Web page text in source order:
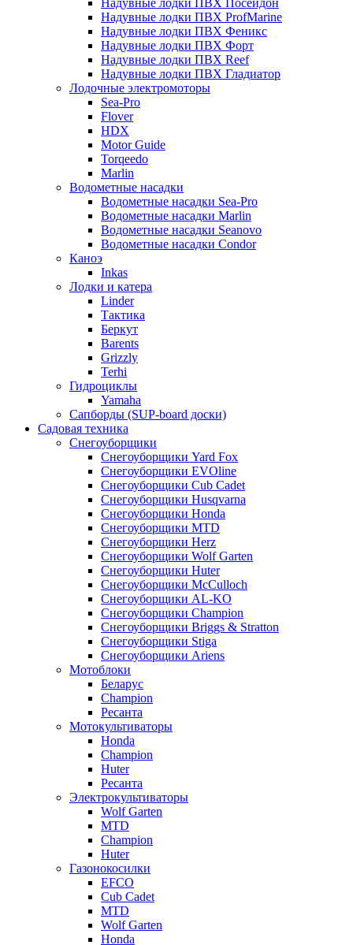
Надувные лодки ПВХ Посейдон
Надувные лодки ПВХ ProfMarine
Надувные лодки ПВХ Феникс
Надувные лодки ПВХ Форт
Надувные лодки ПВХ Reef
Надувные лодки ПВХ Гладиатор
Лодочные электромоторы
Sea-Pro
Flover
HDX
Motor Guide
Torqeedo
Marlin
Водометные насадки
Водометные насадки Sea-Pro
Водометные насадки Marlin
Водометные насадки Seanovo
Водометные насадки Condor
Каноэ
Inkas
Лодки и катера
Linder
Тактика
Беркут
Barents
Grizzly
Terhi
Гидроциклы
Yamaha
Сапборды (SUP-board доски)
Садовая техника
Снегоуборщики
Снегоуборщики Yard Fox
Снегоуборщики EVOline
Снегоуборщики Cub Cadet
Снегоуборщики Husqvarna
Снегоуборщики Honda
Снегоуборщики MTD
Снегоуборщики Herz
Снегоуборщики Wolf Garten
Снегоуборщики Huter
Снегоуборщики McCulloch
Снегоуборщики AL-KO
Снегоуборщики Champion
Снегоуборщики Briggs & Stratton
Снегоуборщики Stiga
Снегоуборщики Ariens
Мотоблоки
Беларус
Champion
Ресанта
Мотокультиваторы
Honda
Champion
Huter
Ресанта
Электрокультиваторы
Wolf Garten
MTD
Champion
Huter
Газонокосилки
EFCO
Cub Cadet
MTD
Wolf Garten
Honda